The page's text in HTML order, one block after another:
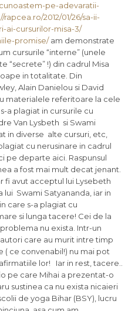
pe-adevaratii-
rapcea.ro/2012/01/26/sa-ii-
ai-cursurilor-misa-3/
promise/am demonstrate
cursurile “interne” (unele
“secrete” !) din cadrul Misa
in totalitate. Din
Alain Danielou si David
materialele referitoare la cele
a plagiat in cursurile cu
Van Lysbeth si Swami
in diverse alte cursuri, etc,
cu nerusinare in cadrul
pe departe aici. Raspunsul
a fost mai mult decat jenant.
fi avut acceptul lui Lysebeth
lui Swami Satyananda, iar in
care s-a plagiat cu
si lunga tacere! Cei de la
nu exista. Intr-un
care au murit intre timp
( ce convenabil!) nu mai pot
lor! Iar in rest, tacere..
pe care Mihai a prezentat-o
sustinea ca nu exista nicaieri
de yoga Bihar (BSY), lucru